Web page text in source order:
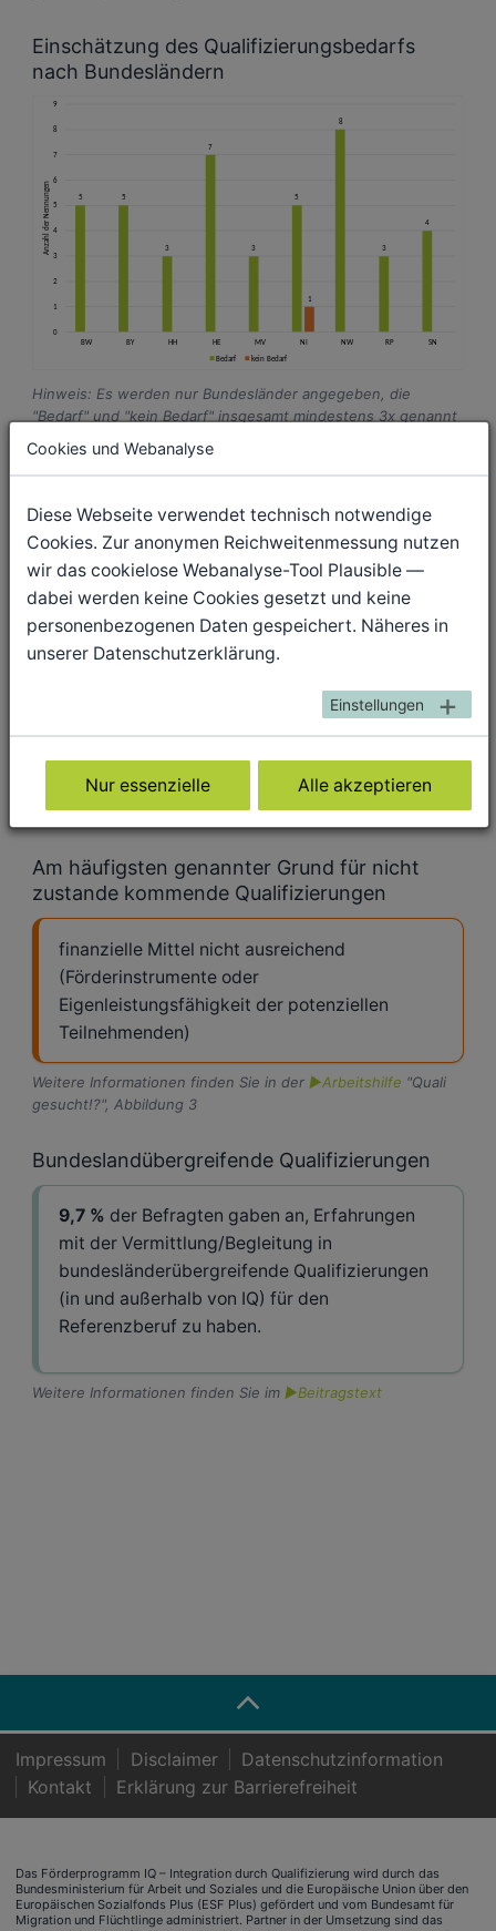
Einschätzung des Qualifizierungsbedarfs
nach Bundesländern
Hinweis: Es werden nur Bundesländer angegeben, die
"Bedarf" und "kein Bedarf" insgesamt mindestens 3x genannt
haben.
Bedarf = Zusammenfassung der Antwortkategorien „keine
Wahlmöglichkeit“ oder „Angebotsform ungeeignet“
kein Bedarf = genügend Angebote vorhanden
Weitere Informationen finden Sie in der►Arbeitshilfe
gesucht!?", Abbildung 2
Am häufigsten genannte fehlende
Anpassungslehrgang
Weitere Informationen finden Sie in der►Arbeitshilfe"Quali
gesucht!?", Abbildung 4
Am häufigsten genannter Grund für nicht
zustande kommende Qualifizierungen
finanzielle Mittel nicht ausreichend
(Förderinstrumente oder
Eigenleistungsfähigkeit der potenziellen
Teilnehmenden)
Weitere Informationen finden Sie in der ►Arbeitshilfe "Quali
gesucht!?", Abbildung 3
Bundeslandübergreifende Qualifizierungen
9,7 % der Befragten gaben an, Erfahrungen
mit der Vermittlung/Begleitung in
bundesländerübergreifende Qualifizierungen
(in und außerhalb von IQ) für den
Referenzberuf zu haben.
Weitere Informationen finden Sie im ►Beitragstext
Impressum Disclaimer
Datenschutzinformation
Kontakt
Er­klä­rung zur Bar­rie­re­frei­heit
Das Förderprogramm IQ – Integration durch Qualifizierung wird durch das
Bundesministerium für Arbeit und Soziales und die Europäische Union über den
Europäischen Sozialfonds Plus (ESF Plus) gefördert und vom Bundesamt für
Migration und Flüchtlinge administriert. Partner in der Umsetzung sind das
Cookies und Webanalyse
Diese Webseite verwendet technisch notwendige
Cookies. Zur anonymen Reichweitenmessung nutzen
wir das cookielose Webanalyse-Tool Plausible —
dabei werden keine Cookies gesetzt und keine
personenbezogenen Daten gespeichert. Näheres in
unserer Datenschutzerklärung.
Einstellungen
Nur essenzielle Alle akzeptieren